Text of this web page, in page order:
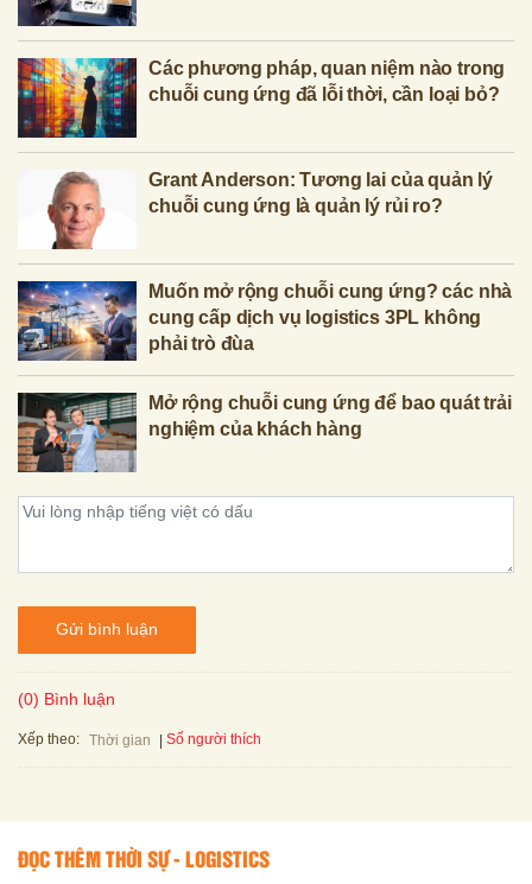
Các phương pháp, quan niệm nào trong
chuỗi cung ứng đã lỗi thời, cần loại bỏ?
Grant Anderson: Tương lai của quản lý
chuỗi cung ứng là quản lý rủi ro?
Muốn mở rộng chuỗi cung ứng? các nhà
cung cấp dịch vụ logistics 3PL không
phải trò đùa
Mở rộng chuỗi cung ứng để bao quát trải
nghiệm của khách hàng
Gửi bình luận
(0) Bình luận
Xếp theo: Thời gian Số người thích
ĐỌC THÊM THỜI SỰ - LOGISTICS